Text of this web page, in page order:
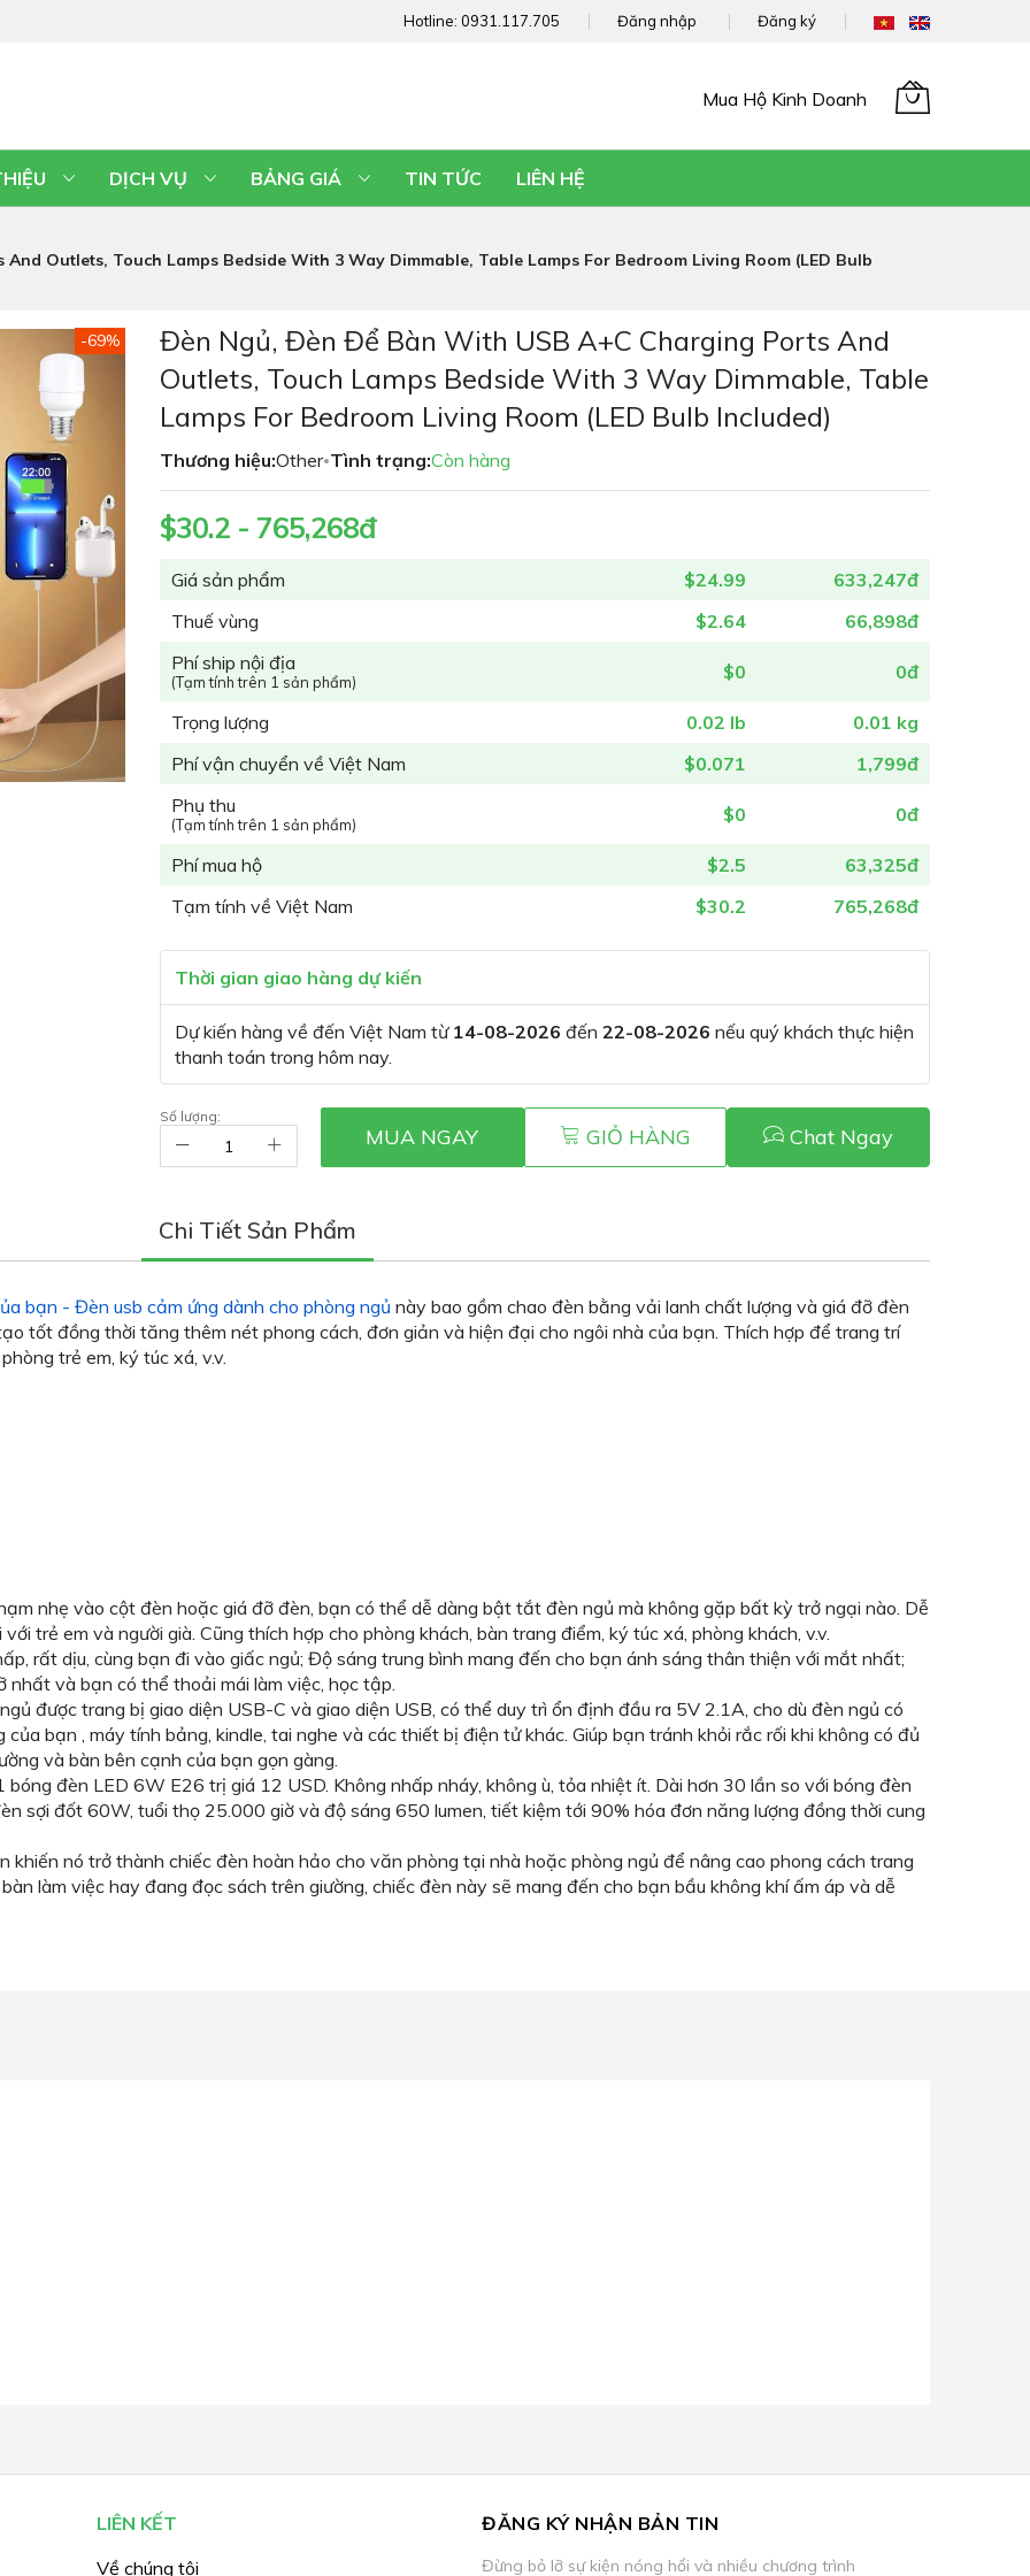
Hotline: 0931.117.705 Đăng nhập Đăng ký
Mua Hộ Kinh Doanh
DỊCH VỤ BẢNG GIÁ TIN TỨC
LIÊN HỆ
Outlets, Touch Lamps Bedside With 3 Way Dimmable, Table Lamps For Bedroom Living Room (LED Bulb
-69%
Đèn Ngủ, Đèn Để Bàn With USB A+C Charging Ports And
Outlets, Touch Lamps Bedside With 3 Way Dimmable, Table
Lamps For Bedroom Living Room (LED Bulb Included)
Thương hiệu:Other•Tình trạng:Còn hàng
Giá sản phẩm $24.99
633,247đ
Thuế vùng
$2.64
66,898đ
Phí ship nội địa
(Tạm tính trên 1 sản phẩm) $0 0đ
Trọng lượng 0.02 lb
0.01 kg
Phí vận chuyển về Việt Nam
$0.071
1,799đ
Phụ thu
(Tạm tính trên 1 sản phẩm) $0 0đ
Phí mua hộ $2.5
63,325đ
Tạm tính về Việt Nam
$30.2 765,268đ
$30.2 - 765,268đ
Thời gian giao hàng dự kiến
Dự kiến hàng về đến Việt Nam từ 14-08-2026 đến 22-08-2026 nếu quý khách thực hiện
thanh toán trong hôm nay.
Số lượng:
MUA NGAY GIỎ HÀNG Chat Ngay
Chi Tiết Sản Phẩm
bạn - Đèn usb cảm ứng dành cho phòng ngủ này bao gồm chao đèn bằng vải lanh chất lượng và giá đỡ đèn
tốt đồng thời tăng thêm nét phong cách, đơn giản và hiện đại cho ngôi nhà của bạn. Thích hợp để trang trí
trẻ em, ký túc xá, v.v.
nhẹ vào cột đèn hoặc giá đỡ đèn, bạn có thể dễ dàng bật tắt đèn ngủ mà không gặp bất kỳ trở ngại nào. Dễ
trẻ em và người già. Cũng thích hợp cho phòng khách, bàn trang điểm, ký túc xá, phòng khách, v.v.
rất dịu, cùng bạn đi vào giấc ngủ; Độ sáng trung bình mang đến cho bạn ánh sáng thân thiện với mắt nhất;
và bạn có thể thoải mái làm việc, học tập.
được trang bị giao diện USB-C và giao diện USB, có thể duy trì ổn định đầu ra 5V 2.1A, cho dù đèn ngủ có
bạn , máy tính bảng, kindle, tai nghe và các thiết bị điện tử khác. Giúp bạn tránh khỏi rắc rối khi không có đủ
và bàn bên cạnh của bạn gọn gàng.
đèn LED 6W E26 trị giá 12 USD. Không nhấp nháy, không ù, tỏa nhiệt ít. Dài hơn 30 lần so với bóng đèn
sợi đốt 60W, tuổi thọ 25.000 giờ và độ sáng 650 lumen, tiết kiệm tới 90% hóa đơn năng lượng đồng thời cung
khiến nó trở thành chiếc đèn hoàn hảo cho văn phòng tại nhà hoặc phòng ngủ để nâng cao phong cách trang
làm việc hay đang đọc sách trên giường, chiếc đèn này sẽ mang đến cho bạn bầu không khí ấm áp và dễ
LIÊN KẾT
Về chúng tôi
ĐĂNG KÝ NHẬN BẢN TIN
Đừng bỏ lỡ sự kiện nóng hổi và nhiều chương trình